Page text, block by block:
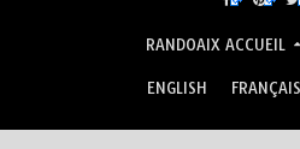
RANDOAIX ACCUEIL
ENGLISH FRANÇAIS